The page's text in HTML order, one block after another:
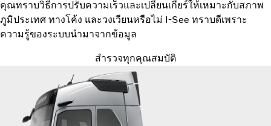
คุณทราบวิธีการปรับความเร็วและเปลี่ยนเกียร์ให้เหมาะกับสภาพ
ภูมิประเทศ ทางโค้ง และวงเวียนหรือไม่ I-See ทราบดีเพราะ
ความรู้ของระบบนำมาจากข้อมูล
สำรวจทุกคุณสมบัติ